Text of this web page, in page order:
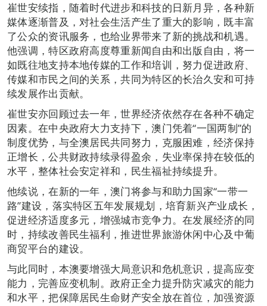
崔世安续指，随着时代进步和科技的日新月异，各种新
媒体逐渐普及，对社会生活产生了重大的影响，既丰富
了公众的资讯服务，也给业界带来了新的挑战和机遇。
他强调，特区政府高度尊重新闻自由和出版自由，将一
如既往地支持本地传媒的工作和培训，努力促进政府、
传媒和市民之间的关系，共同为特区的长治久安和可持
续发展作出贡献。
崔世安亦回顾过去一年，世界经济依然存在各种不确定
因素。在中央政府大力支持下，澳门凭着“一国两制”的
制度优势，与全澳居民共同努力，克服困难，经济保持
正增长，公共财政持续录得盈余，失业率保持在较低的
水平，整体社会安定祥和，民生福祉持续提升。
他续说，在新的一年，澳门将参与和助力国家“一带一
路”建设，落实特区五年发展规划，培育新兴产业成长，
促进经济适度多元，增强城市竞争力。在发展经济的同
时，持续改善民生福利，推进世界旅游休闲中心及中葡
商贸平台的建设。
与此同时，本澳要增强大局意识和危机意识，提高应变
能力，完善应变机制。政府正全力提升防灾减灾的能力
和水平，把保障居民生命财产安全放在首位，加强资源